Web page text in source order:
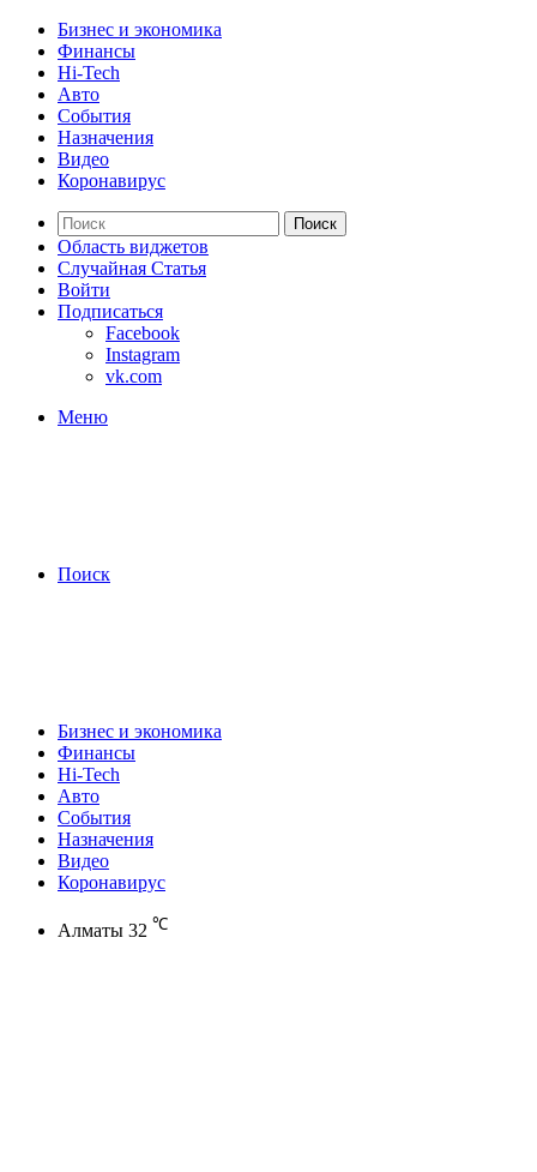
Бизнес и экономика
Финансы
Hi-Tech
Авто
События
Назначения
Видео
Коронавирус
Поиск
Область виджетов
Случайная Статья
Войти
Подписаться
Facebook
Instagram
vk.com
Меню
Поиск
Бизнес и экономика
Финансы
Hi-Tech
Авто
События
Назначения
Видео
Коронавирус
Алматы 32 ℃